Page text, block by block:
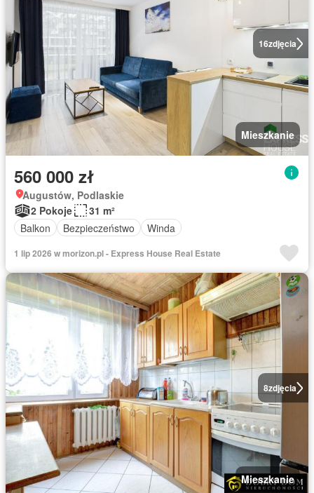
16zdjęcia
Mieszkanie
560 000 zł
Augustów, Podlaskie
2 Pokoje
31 m²
Balkon
Bezpieczeństwo Winda
1 lip 2026 w morizon.pl - Express House Real Estate
8zdjęcia
Mieszkanie